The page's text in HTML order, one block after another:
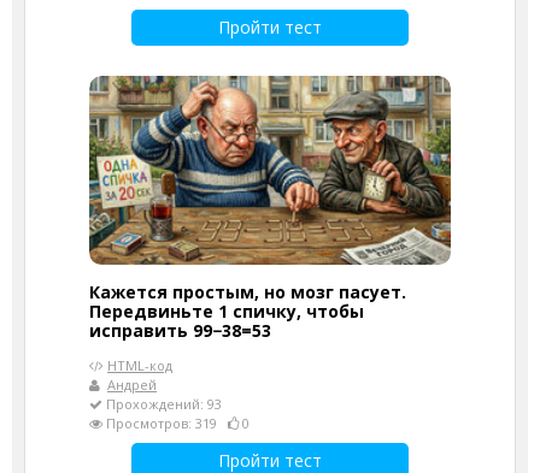
Пройти тест
Кажется простым, но мозг пасует.
Передвиньте 1 спичку, чтобы
исправить 99−38=53
HTML-код
Андрей
Прохождений: 93
Просмотров: 319
0
Пройти тест